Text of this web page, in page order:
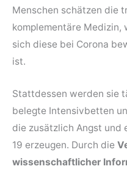
Menschen schätzen die
komplementäre Medizin,
sich diese bei Corona
ist.
Stattdessen werden sie
belegte Intensivbetten
die zusätzlich Angst und
19 erzeugen. Durch die
wissenschaftlicher